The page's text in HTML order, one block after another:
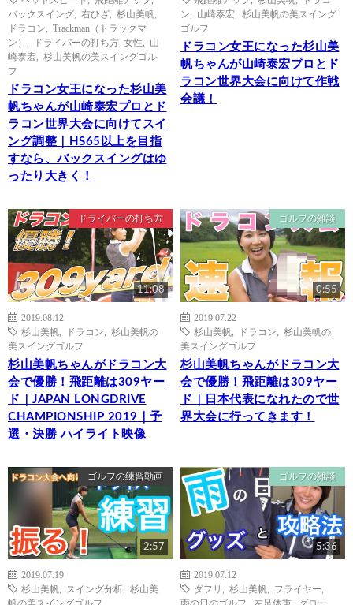
バックスイング
右ひざ 杉山美帆
ドラコン
Trackman（トラックマ
ン）
ドライバーの打ち方 女性
山
崎泰宏
杉山美帆の美スイングゴル
フ
ドラコン女王になった杉山美
帆ちゃんが山崎泰宏プロとド
ラコン世界大会に向けてスイ
ング調整｜HS65以上を目指
すなら、バックスイングはゆ
ったり大きく！
ン
山崎泰宏
杉山美帆の美スイング
ゴルフ
ドラコン女王になった杉山美
帆ちゃんが山崎泰宏プロとド
ラコン世界大会に向けて作戦
会議！
ドライバーの打ち方
11:08
2019.08.12
杉山美帆
ドラコン
杉山美帆の
美スイングゴルフ
杉山美帆ちゃんがドラコン大
会で優勝！飛距離は309ヤー
ド｜JAPAN LONGDRIVE
CHAMPIONSHIP 2019｜予
選・決勝 ハイライト映像
ゴルフの雑談
0:55
2019.07.22
杉山美帆
ドラコン
杉山美帆の
美スイングゴルフ
杉山美帆ちゃんがドラコン大
会で優勝！飛距離は309ヤー
ド｜日本代表になれたので世
界大会に行ってきます！
ゴルフの練習動画
2:57
2019.07.19
杉山美帆
スイング分析
杉山美
帆の美スイングゴルフ
ゴルフの雑談
5:36
2019.07.12
ダフリ
杉山美帆 フライヤー
雨の日のゴルフ
左足体重 グロー